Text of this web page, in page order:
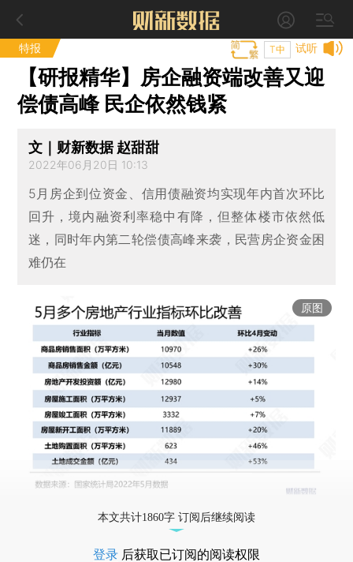
特报 试听
T中
【研报精华】房企融资端改善又迎
偿债高峰 民企依然钱紧
文｜财新数据 赵甜甜
2022年06月20日 10:13
5月房企到位资金、信用债融资均实现年内首次环比
回升，境内融资利率稳中有降，但整体楼市依然低
迷，同时年内第二轮偿债高峰来袭，民营房企资金困
难仍在
原图
本文共计1860字 订阅后继续阅读
登录 后获取已订阅的阅读权限